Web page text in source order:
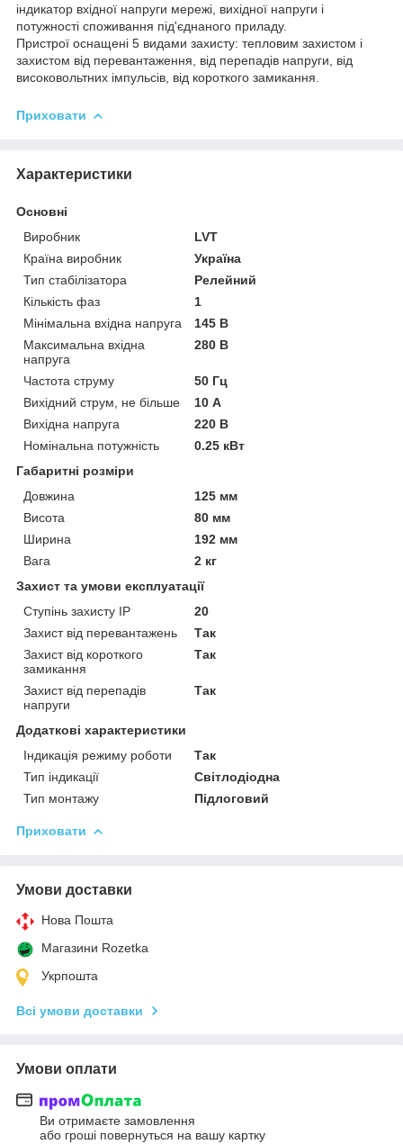
індикатор вхідної напруги мережі, вихідної напруги і
потужності споживання під'єднаного приладу.
Пристрої оснащені 5 видами захисту: тепловим захистом і
захистом від перевантаження, від перепадів напруги, від
високовольтних імпульсів, від короткого замикання.
Приховати
Характеристики
Основні
Виробник
LVT
Країна виробник
Україна
Тип стабілізатора
Релейний
Кількість фаз
1
Мінімальна вхідна напруга
145 В
Максимальна вхідна
напруга
280 В
Частота струму
50 Гц
Вихідний струм, не більше
10 А
Вихідна напруга
220 В
Номінальна потужність
0.25 кВт
Габаритні розміри
Довжина
125 мм
Висота
80 мм
Ширина
192 мм
Вага
2 кг
Захист та умови експлуатації
Ступінь захисту IP
20
Захист від перевантажень
Так
Захист від короткого
замикання
Так
Захист від перепадів
напруги
Так
Додаткові характеристики
Індикація режиму роботи
Так
Тип індикації
Світлодіодна
Тип монтажу
Підлоговий
Приховати
Умови доставки
Нова Пошта
Магазини Rozetka
Укрпошта
Всі умови доставки
Умови оплати
Ви отримаєте замовлення
або гроші повернуться на вашу картку